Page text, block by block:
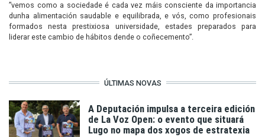
”vemos como a sociedade é cada vez máis consciente da importancia
dunha alimentación saudable e equilibrada, e vós, como profesionais
formados nesta prestixiosa universidade, estades preparados para
liderar este cambio de hábitos dende o coñecemento”.
ÚLTIMAS NOVAS
A Deputación impulsa a terceira edición
de La Voz Open: o evento que situará
Lugo no mapa dos xogos de estratexia